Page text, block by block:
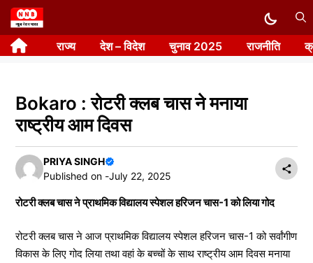
Skip
to
content राज्य देश – विदेश चुनाव 2025 राजनीति
Bokaro : रोटरी क्लब चास ने मनाया
राष्ट्रीय आम दिवस
PRIYA SINGH
Published on -July 22, 2025
रोटरी क्लब चास ने प्राथमिक विद्यालय स्पेशल हरिजन चास-1 को लिया गोद
रोटरी क्लब चास ने आज प्राथमिक विद्यालय स्पेशल हरिजन चास-1 को सर्वांगीण
विकास के लिए गोद लिया तथा वहां के बच्चों के साथ राष्ट्रीय आम दिवस मनाया